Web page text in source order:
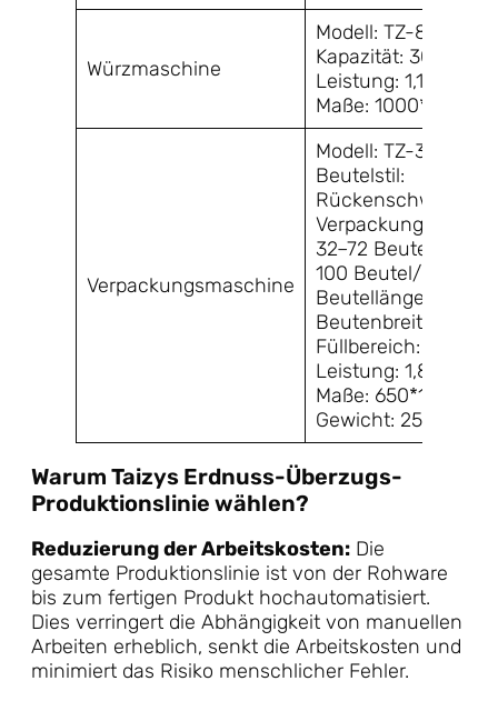
Würzmaschine
Modell: TZ-800
Kapazität: 300 kg/h
Leistung: 1,1 kW
Maße:
Verpackungsmaschine
Modell: TZ-320
Beutelstil:
32–72 Beutel/Min
100 Beutel/Min
Beutellänge: 30-
Beutenbreite: 25-
Füllbereich: 22-
Leistung: 1,8 kW
Maße:
Gewicht: 250 kg
Warum Taizys Erdnuss-Überzugs-
Produktionslinie wählen?
Reduzierung der Arbeitskosten: Die
gesamte Produktionslinie ist von der Rohware
bis zum fertigen Produkt hochautomatisiert.
Dies verringert die Abhängigkeit von manuellen
Arbeiten erheblich, senkt die Arbeitskosten und
minimiert das Risiko menschlicher Fehler.